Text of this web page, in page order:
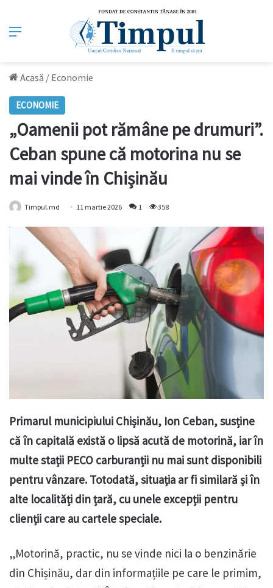
Meniu
Acasă / Economie
ECONOMIE
„Oamenii pot rămâne pe drumuri”.
Ceban spune că motorina nu se
mai vinde în Chișinău
Timpul.md 11 martie 2026 1 358
Primarul municipiului Chișinău, Ion Ceban, susține
că în capitală există o lipsă acută de motorină, iar în
multe stații PECO carburanții nu mai sunt disponibili
pentru vânzare. Totodată, situația ar fi similară și în
alte localități din țară, cu unele excepții pentru
clienții care au cartele speciale.
„Motorină, practic, nu se vinde nici la o benzinărie
din Chișinău, dar din informațiile pe care le primim,